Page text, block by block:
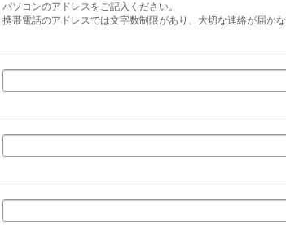
パソコンのアドレスをご記入ください。
携帯電話のアドレスでは文字数制限があり、大切な連絡が届かな